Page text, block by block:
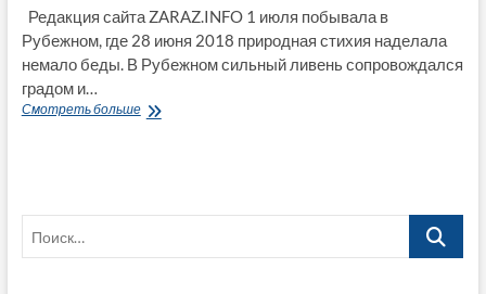
Редакция сайта ZARAZ.INFO 1 июля побывала в
Рубежном, где 28 июня 2018 природная стихия наделала
немало беды. В Рубежном сильный ливень сопровождался
градом и…
Смотреть большеУраган
Поиск…